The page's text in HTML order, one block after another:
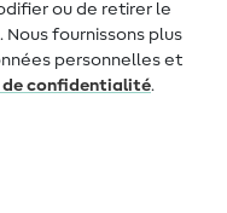
ou de retirer le
fournissons plus
personnelles et
de confidentialité.